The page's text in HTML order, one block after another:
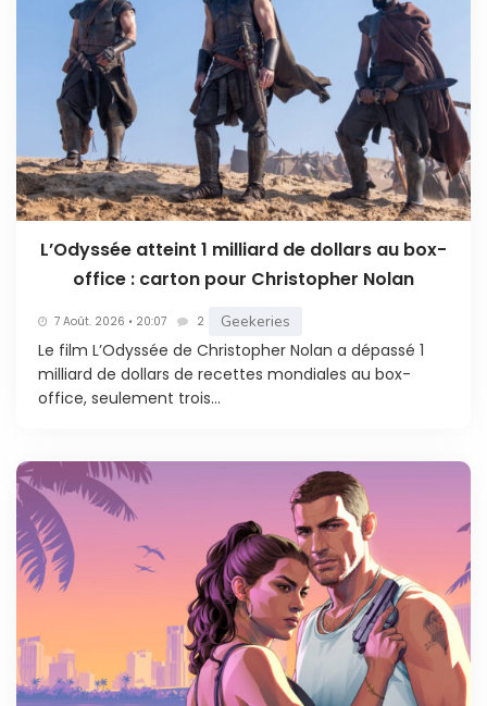
L’Odyssée atteint 1 milliard de dollars au box-
office : carton pour Christopher Nolan
7 Août. 2026 • 20:07 2 Geekeries
Le film L’Odyssée de Christopher Nolan a dépassé 1
milliard de dollars de recettes mondiales au box-
office, seulement trois...